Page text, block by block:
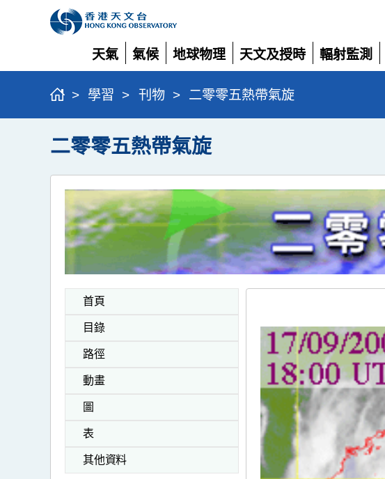
天氣
展
開
氣候
展
開
地球物理
展
開
天文及授時
展
開
輻射監測
展
> 學習 > 刊物 > 二零零五熱帶氣旋
二零零五熱帶氣旋
首頁
目錄
路徑
動畫
圖
表
其他資料